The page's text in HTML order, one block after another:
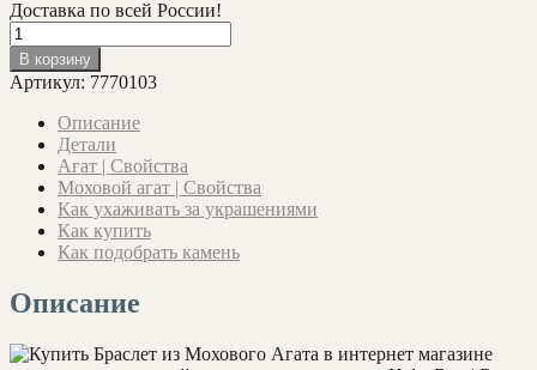
Доставка по всей России!
Количество
товара
Браслет
с
Моховым
Агатом
"Бронзовый
Лист"
В корзину
Артикул: 7770103
Описание
Детали
Агат | Свойства
Моховой агат | Свойства
Как ухаживать за украшениями
Как купить
Как подобрать камень
Описание